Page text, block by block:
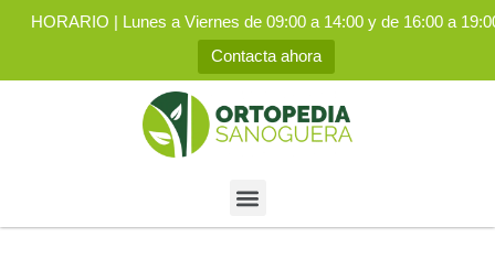
HORARIO | Lunes a Viernes de 09:00 a 14:00 y de 16:00 a
Contacta ahora